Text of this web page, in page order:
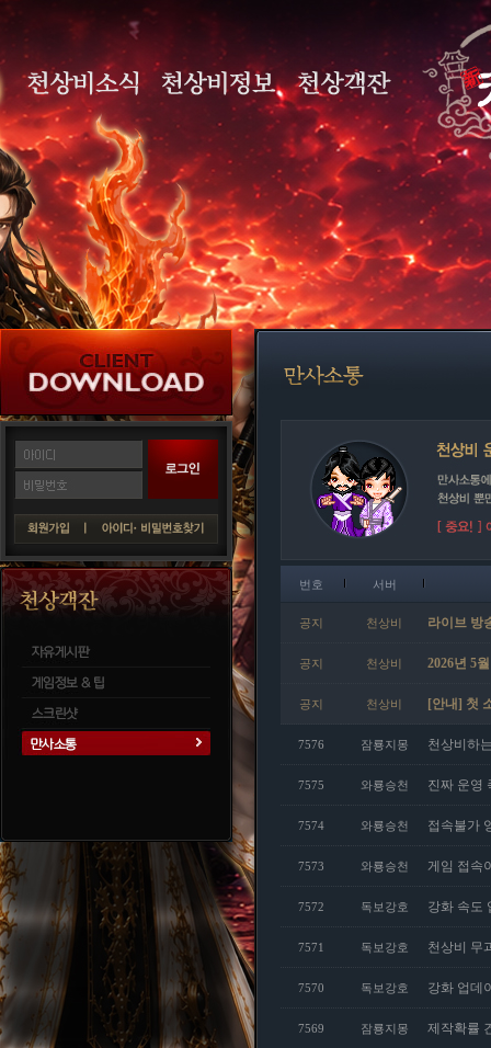
번호 서버
공지 천상비 라이브 방
공지 천상비 2026년 5
공지 천상비 [안내] 첫
7576 잠룡지몽 천상비하
7575 와룡승천 진짜 운영
7574 와룡승천 접속불가
7573 와룡승천 게임 접속
7572 독보강호 강화 속도
7571 독보강호 천상비 무
7570 독보강호 강화 업데
7569 잠룡지몽 제작확률